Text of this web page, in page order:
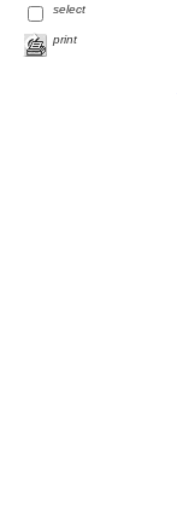
select
print